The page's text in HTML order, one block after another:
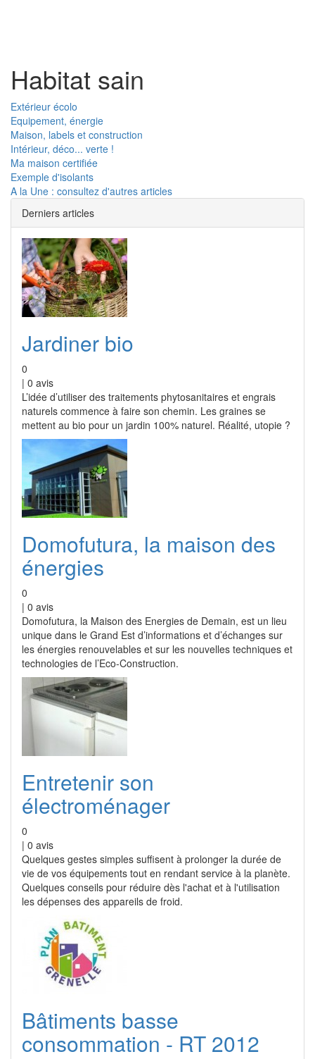
Habitat sain
Extérieur écolo
Equipement, énergie
Maison, labels et construction
Intérieur, déco... verte !
Ma maison certifiée
Exemple d'isolants
A la Une : consultez d'autres articles
Derniers articles
Jardiner bio
0
| 0 avis
L’idée d’utiliser des traitements phytosanitaires et engrais
naturels commence à faire son chemin. Les graines se
mettent au bio pour un jardin 100% naturel. Réalité, utopie ?
Domofutura, la maison des
énergies
0
| 0 avis
Domofutura, la Maison des Energies de Demain, est un lieu
unique dans le Grand Est d’informations et d’échanges sur
les énergies renouvelables et sur les nouvelles techniques et
technologies de l’Eco-Construction.
Entretenir son
électroménager
0
| 0 avis
Quelques gestes simples suffisent à prolonger la durée de
vie de vos équipements tout en rendant service à la planète.
Quelques conseils pour réduire dès l'achat et à l'utilisation
les dépenses des appareils de froid.
Bâtiments basse
consommation - RT 2012